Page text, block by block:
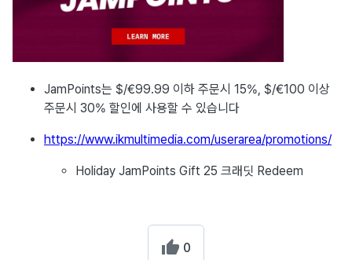
JamPoints는 $/€99.99 이하 주문시 15%, $/€100 이상
주문시 30% 할인에 사용할 수 있습니다
https://www.ikmultimedia.com/userarea/promotions/
Holiday JamPoints Gift 25 크래딧 Redeem
0